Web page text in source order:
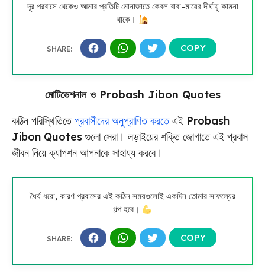
দূর পরবাসে থেকেও আমার প্রতিটি মোনাজাতে কেবল বাবা-মায়ের দীর্ঘায়ু কামনা
থাকে।
মোটিভেশনাল ও Probash Jibon Quotes
কঠিন পরিস্থিতিতেপ্রবাসীদের অনুপ্রাণিত করতেএই Probash
Jibon Quotes গুলো সেরা। লড়াইয়ের শক্তি জোগাতে এই প্রবাস
জীবন নিয়ে ক্যাপশন আপনাকে সাহায্য করবে।
ধৈর্য ধরো, কারণ প্রবাসের এই কঠিন সময়গুলোই একদিন তোমার সাফল্যের
গল্প হবে।